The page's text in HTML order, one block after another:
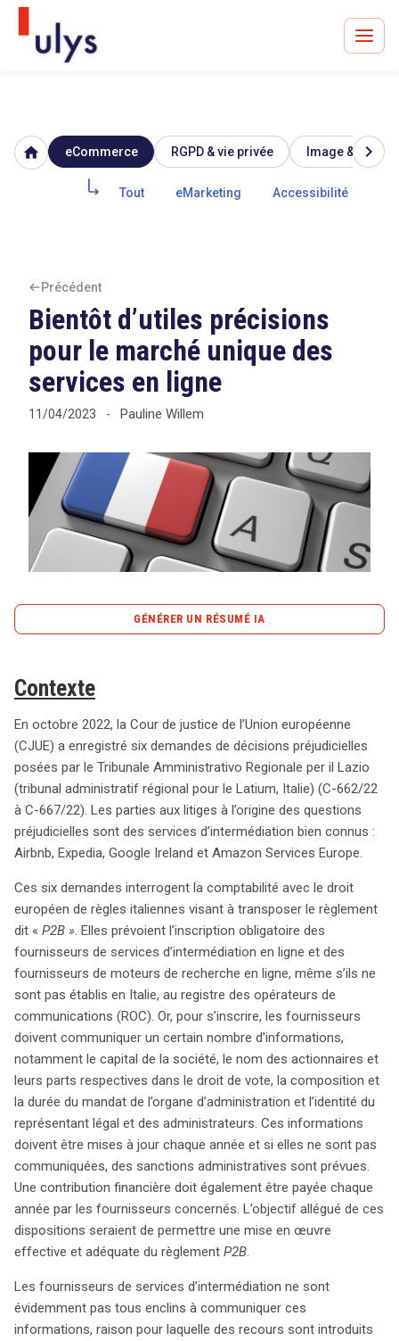
Avocats à Paris & Bruxelles
Leader en droit de l'innovation depuis 30 ans
Tout sur le RGPD
Tout sur le droit de l'innovation
Rechercher
CONTACT
home eCommerce RGPD & vie privée Image &
Tout eMarketing Accessibilité
chevron_right
Précédent
Bientôt d’utiles précisions
pour le marché unique des
services en ligne
11/04/2023 - Pauline Willem
GÉNÉRER UN RÉSUMÉ IA
En octobre 2022, la Cour de justice de l’Union
préjudicielles émanant du Tribunale Amministrativo
Regionale per il Lazio, concernant des géants de
l’intermédiation en ligne tels qu’Airbnb, Expedia, Google
Ireland et Amazon. Ces demandes interrogent la légalité
de règles italiennes imposant l’inscription obligatoire des
fournisseurs de services d’intermédiation au registre des
opérateurs de communications, même si ces derniers
communication d’informations sensibles sur la structure
de l’entreprise, accompagnées d’une contribution
financière annuelle, ainsi que des sanctions en cas de
non-respect. Les questions préjudicielles se divisent en
plusieurs catégories. D’une part, elles questionnent la
compatibilité de ces règles avec le règlement P2B,
s’interrogeant sur la légitimité d’exiger des informations
pour garantir équité et transparence. D’autre part, elles
examinent la directive 2000/31/CE sur le commerce
électronique et la possibilité d’exceptions à la clause de
marché intérieur. Le principe de libre prestation de
services est également mis en avant, ainsi que la
conformité des règles avec la directive (UE) 2015/1535,
qui impose une communication préalable à la
Commission européenne. Les décisions de la CJUE
pourraient clarifier des notions fondamentales du droit
du marché intérieur, tout en influençant la mise en œuvre
du règlement P2B et ses implications pour la régulation
des services en ligne au sein de l’UE.
Contexte
En octobre 2022, la Cour de justice de l’Union européenne
(CJUE) a enregistré six demandes de décisions préjudicielles
posées par le Tribunale Amministrativo Regionale per il Lazio
(tribunal administratif régional pour le Latium, Italie) (C-662/22
à C-667/22). Les parties aux litiges à l’origine des questions
préjudicielles sont des services d’intermédiation bien connus :
Airbnb, Expedia, Google Ireland et Amazon Services Europe.
Ces six demandes interrogent la comptabilité avec le droit
européen de règles italiennes visant à transposer le règlement
dit « P2B ». Elles prévoient l’inscription obligatoire des
fournisseurs de services d’intermédiation en ligne et des
fournisseurs de moteurs de recherche en ligne, même s’ils ne
sont pas établis en Italie, au registre des opérateurs de
communications (ROC). Or, pour s’inscrire, les fournisseurs
doivent communiquer un certain nombre d’informations,
notamment le capital de la société, le nom des actionnaires et
leurs parts respectives dans le droit de vote, la composition et
la durée du mandat de l’organe d’administration et l’identité du
représentant légal et des administrateurs. Ces informations
doivent être mises à jour chaque année et si elles ne sont pas
communiquées, des sanctions administratives sont prévues.
Une contribution financière doit également être payée chaque
année par les fournisseurs concernés. L’objectif allégué de ces
dispositions seraient de permettre une mise en œuvre
effective et adéquate du règlement P2B.
Les fournisseurs de services d’intermédiation ne sont
évidemment pas tous enclins à communiquer ces
informations, raison pour laquelle des recours sont introduits